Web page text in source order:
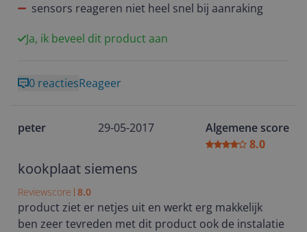
sensors reageren niet heel snel bij aanraking
Ja, ik beveel dit product aan
0 reactiesReageer
peter 29-05-2017
Algemene score
8.0
kookplaat siemens
Reviewscore 8.0
product ziet er netjes uit en werkt erg makkelijk
ben zeer tevreden met dit product ook de instalatie